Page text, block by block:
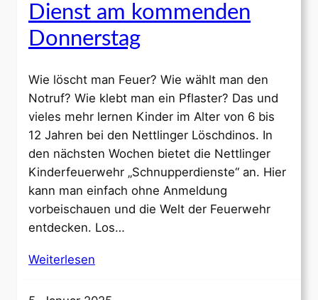
Dienst am kommenden
Donnerstag
Wie löscht man Feuer? Wie wählt man den
Notruf? Wie klebt man ein Pflaster? Das und
vieles mehr lernen Kinder im Alter von 6 bis
12 Jahren bei den Nettlinger Löschdinos. In
den nächsten Wochen bietet die Nettlinger
Kinderfeuerwehr „Schnupperdienste“ an. Hier
kann man einfach ohne Anmeldung
vorbeischauen und die Welt der Feuerwehr
entdecken. Los…
Weiterlesen